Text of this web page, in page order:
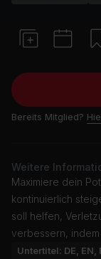
Bereits Mitglied?
Weitere
Maximiere dein
kontinuierlich
soll helfen,
verbessern,
Untertitel: DE, EN,